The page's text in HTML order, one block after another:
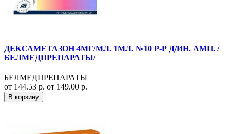
ДЕКСАМЕТАЗОН 4МГ/МЛ. 1МЛ. №10 Р-Р Д/ИН. АМП. /
БЕЛМЕДПРЕПАРАТЫ/
БЕЛМЕДПРЕПАРАТЫ
от 144.53 р. от 149.00 р.
В корзину